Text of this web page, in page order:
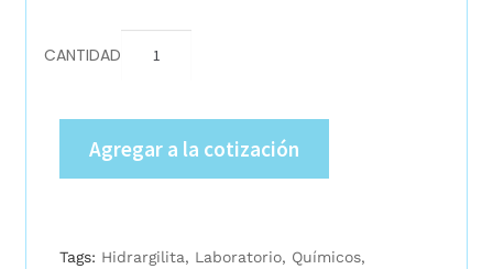
CANTIDAD
Agregar a la cotización
Tags: Hidrargilita, Laboratorio, Químicos,